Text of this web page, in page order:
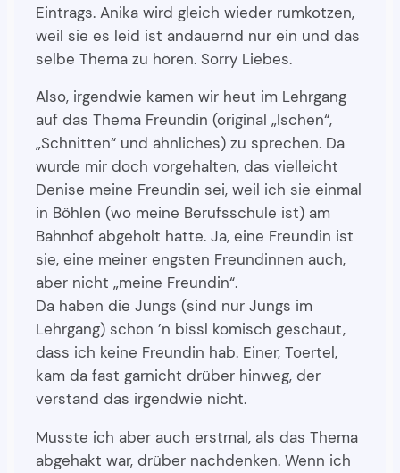
Eintrags. Anika wird gleich wieder rumkotzen,
weil sie es leid ist andauernd nur ein und das
selbe Thema zu hören. Sorry Liebes.
Also, irgendwie kamen wir heut im Lehrgang
auf das Thema Freundin (original „Ischen“,
„Schnitten“ und ähnliches) zu sprechen. Da
wurde mir doch vorgehalten, das vielleicht
Denise meine Freundin sei, weil ich sie einmal
in Böhlen (wo meine Berufsschule ist) am
Bahnhof abgeholt hatte. Ja, eine Freundin ist
sie, eine meiner engsten Freundinnen auch,
aber nicht „meine Freundin“.
Da haben die Jungs (sind nur Jungs im
Lehrgang) schon ’n bissl komisch geschaut,
dass ich keine Freundin hab. Einer, Toertel,
kam da fast garnicht drüber hinweg, der
verstand das irgendwie nicht.
Musste ich aber auch erstmal, als das Thema
abgehakt war, drüber nachdenken. Wenn ich